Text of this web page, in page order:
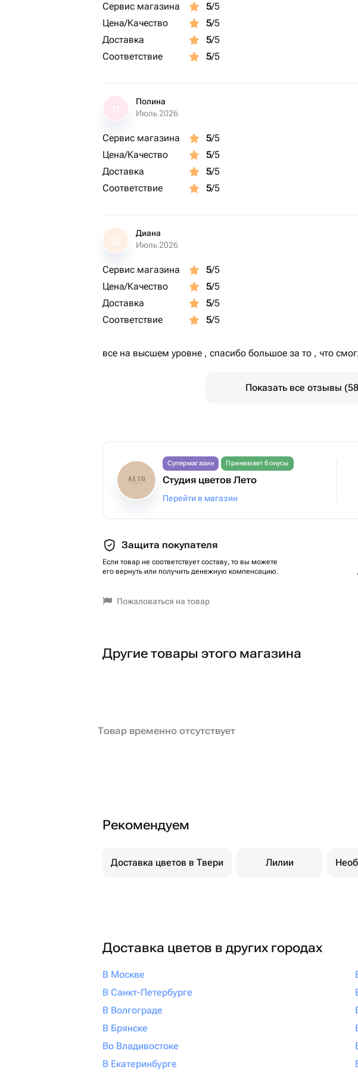
Сервис магазина 5/5
Цена/Качество
5/5
Доставка
5/5
Соответствие
5/5
Полина
Июль 2026
Сервис магазина 5/5
Цена/Качество
5/5
Доставка
5/5
Соответствие
5/5
Д
Диана
Июль 2026
Сервис магазина 5/5
Цена/Качество
5/5
Доставка
5/5
Соответствие
5/5
все на высшем уровне , спасибо большое за то , что
Показать все отзывы
Супермагазин Принимает бонусы
Студия цветов Лето
Перейти в магазин
Защита покупателя
Если товар не соответствует составу, то вы можете
его вернуть или получить денежную компенсацию.
Пожаловаться на товар
Другие товары этого магазина
Товар временно отсутствует
Рекомендуем
Доставка цветов в Твери Лилии
Доставка цветов в других городах
В Москве
В Санкт-Петербурге
В Волгограде
В Брянске
Во Владивостоке
В Екатеринбурге